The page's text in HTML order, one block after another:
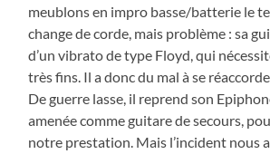
meublons en impro basse/batterie le
change de corde, mais problème : sa
d’un vibrato de type Floyd, qui
très fins. Il a donc du mal à se
De guerre lasse, il reprend son
amenée comme guitare de secours,
notre prestation. Mais l’incident nous